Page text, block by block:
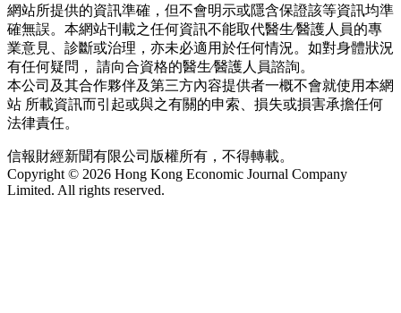
網站所提供的資訊準確，但不會明示或隱含保證該等資訊均準
確無誤。本網站刊載之任何資訊不能取代醫生∕醫護人員的專
業意見、診斷或治理，亦未必適用於任何情況。如對身體狀況
有任何疑問， 請向合資格的醫生∕醫護人員諮詢。
本公司及其合作夥伴及第三方內容提供者一概不會就使用本網
站 所載資訊而引起或與之有關的申索、損失或損害承擔任何
法律責任。
信報財經新聞有限公司版權所有，不得轉載。
Copyright © 2026 Hong Kong Economic Journal Company
Limited. All rights reserved.